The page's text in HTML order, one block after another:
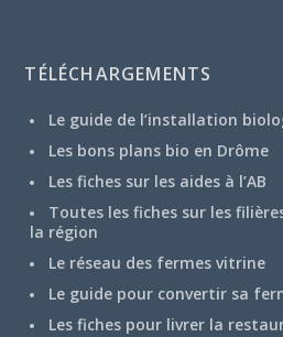
TÉLÉCHARGEMENTS
Le guide de l’installation
Les bons plans bio en Drôme
Les fiches sur les aides à l’AB
Toutes les fiches sur les
la région
Le réseau des fermes vitrine
Le guide pour convertir sa
Les fiches pour livrer la